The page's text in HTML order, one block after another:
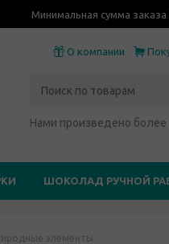
Минимальная сумма заказа
О компании
Нами произведено
ШОКОЛАД РУЧНОЙ
элементы